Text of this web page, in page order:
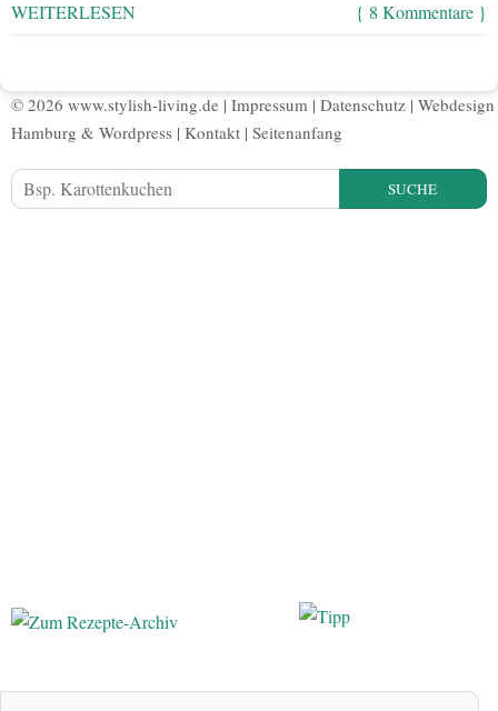
WEITERLESEN { 8 Kommentare }
© 2026 www.stylish-living.de | Impressum | Datenschutz | Webdesign
Hamburg & Wordpress | Kontakt | Seitenanfang
SUCHE